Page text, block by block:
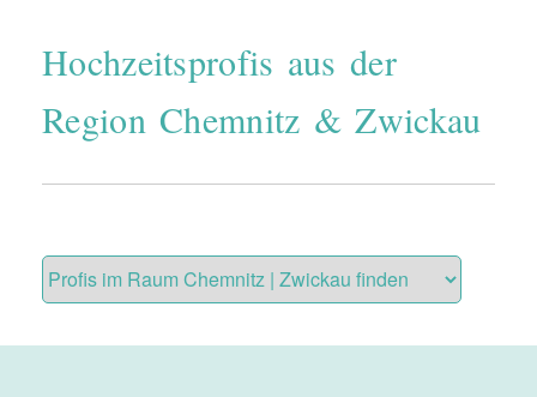
Hochzeitsprofis aus der
Region Chemnitz & Zwickau